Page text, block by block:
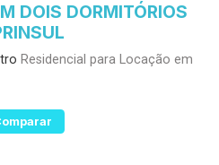
DOIS DORMITÓRIOS
Residencial para Locação em